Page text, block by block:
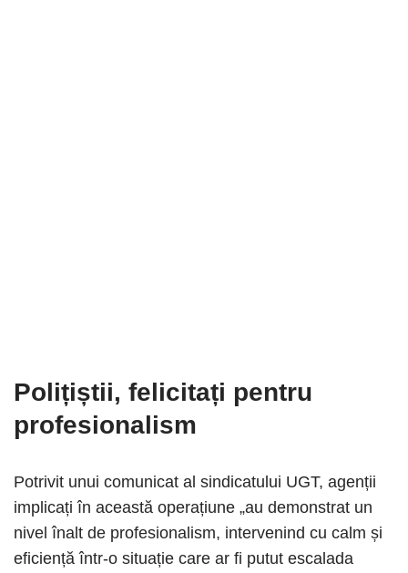
Polițiștii, felicitați pentru
profesionalism
Potrivit unui comunicat al sindicatului UGT, agenții
implicați în această operațiune „au demonstrat un
nivel înalt de profesionalism, intervenind cu calm și
eficiență într-o situație care ar fi putut escalada